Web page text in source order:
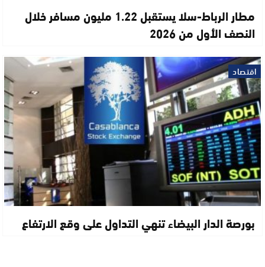
مطار الرباط-سلا يستقبل 1.22 مليون مسافر خلال
النصف الأول من 2026
اقتصاد
بورصة الدار البيضاء تنهي التداول على وقع الارتفاع